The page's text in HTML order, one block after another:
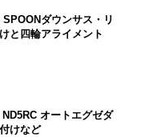
ダウンサス・リ
と四輪アライメント
オートエグゼダ
けなど